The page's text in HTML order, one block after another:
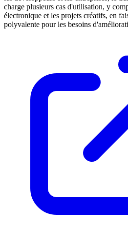
charge plusieurs cas d'utilisation, y
électronique et les projets créatifs, en
polyvalente pour les besoins